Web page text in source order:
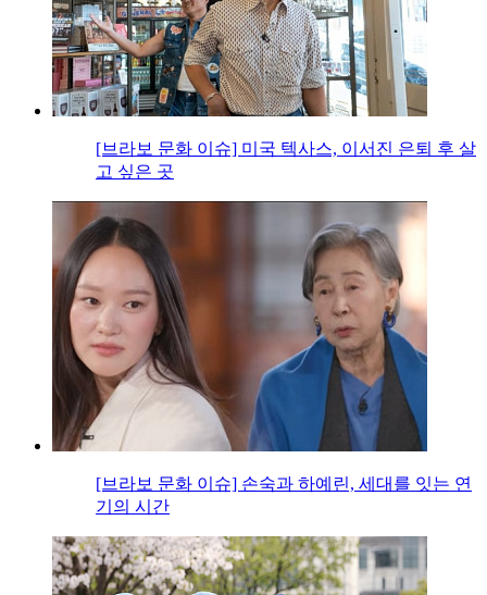
[브라보 문화 이슈] 미국 텍사스, 이서진 은퇴 후 살
고 싶은 곳
[브라보 문화 이슈] 손숙과 하예린, 세대를 잇는 연
기의 시간